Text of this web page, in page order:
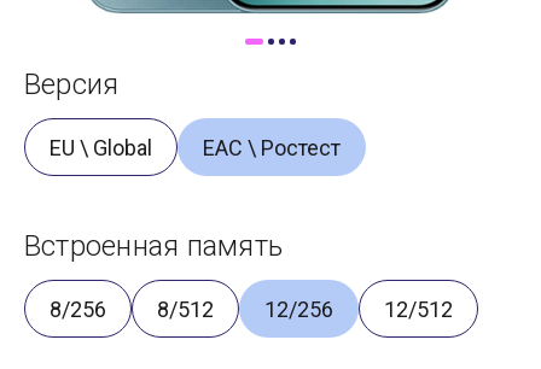
Версия
EU \ Global ЕАС \ Ростест
Встроенная память
8/256 8/512 12/256 12/512